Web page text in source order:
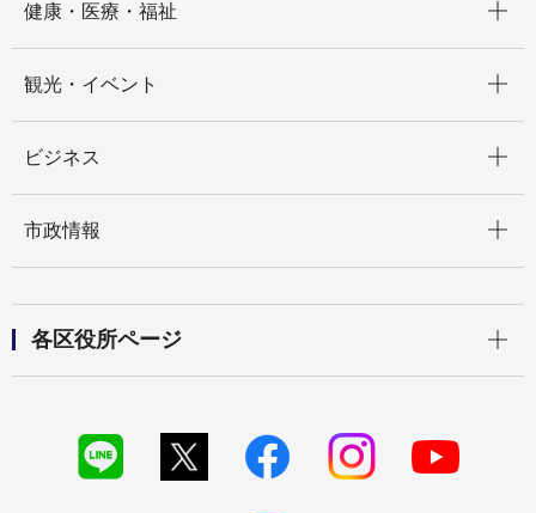
健康・医療・福祉
観光・イベント
ビジネス
市政情報
各区役所ページ